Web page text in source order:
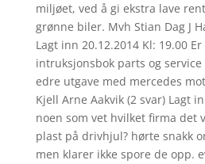
miljøet, ved å gi ekstra lave
grønne biler. Mvh Stian Dag J
Lagt inn 20.12.2014 Kl: 19.00
intruksjonsbok parts og
edre utgave med mercedes
Kjell Arne Aakvik (2 svar) Lagt
noen som vet hvilket firma det
plast på drivhjul? hørte snakk
men klarer ikke spore de opp.